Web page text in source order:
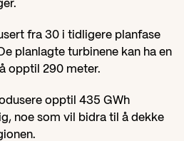
fra 30 i tidligere planfase
planlagte turbinene kan ha en
opptil 290 meter.
opptil 435 GWh
noe som vil bidra til å dekke